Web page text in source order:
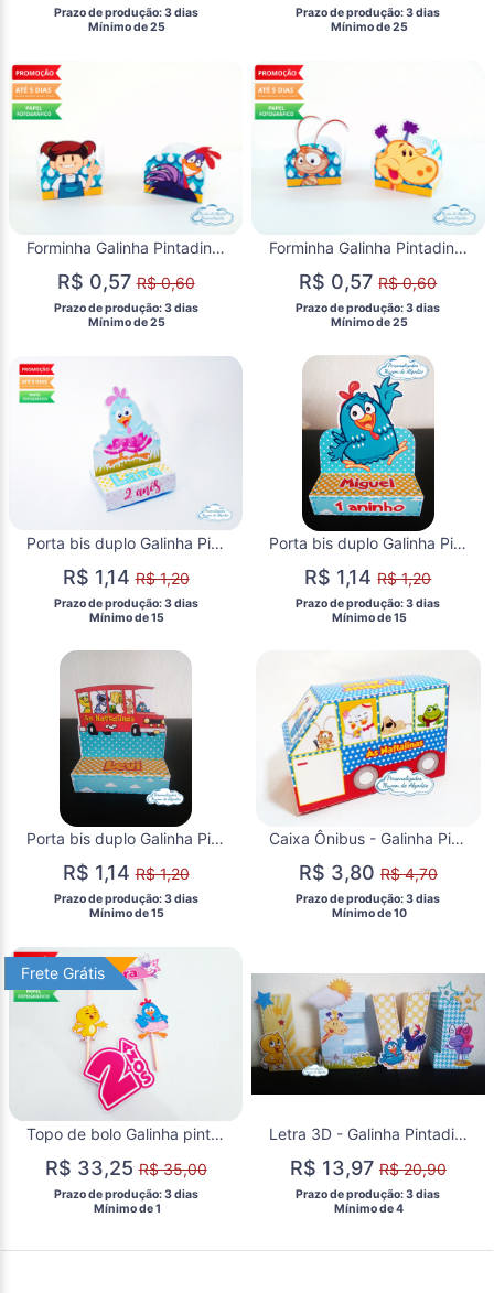
Prazo de produção: 3 dias
  Mínimo de 25
Prazo de produção: 3 dias
  Mínimo de 25
Forminha Galinha Pintadinha Mariana e Galo Carijó
R$ 0,57R$ 0,60
Prazo de produção: 3 dias
  Mínimo de 25
Forminha Galinha Pintadinha Dona Baratinha e Girafa
R$ 0,57R$ 0,60
Prazo de produção: 3 dias
  Mínimo de 25
Porta bis duplo Galinha Pintadinha rosa
R$ 1,14R$ 1,20
Prazo de produção: 3 dias
  Mínimo de 15
Porta bis duplo Galinha Pintadinha
R$ 1,14R$ 1,20
Prazo de produção: 3 dias
  Mínimo de 15
Porta bis duplo Galinha Pintadinha
R$ 1,14R$ 1,20
Prazo de produção: 3 dias
  Mínimo de 15
Caixa Ônibus - Galinha Pintadinha
R$ 3,80R$ 4,70
Prazo de produção: 3 dias
  Mínimo de 10
Frete Grátis
Frete Grátis
Topo de bolo Galinha pintadinha rosa
R$ 33,25R$ 35,00
Prazo de produção: 3 dias
  Mínimo de 1
Letra 3D - Galinha Pintadinha
R$ 13,97R$ 20,90
Prazo de produção: 3 dias
  Mínimo de 4